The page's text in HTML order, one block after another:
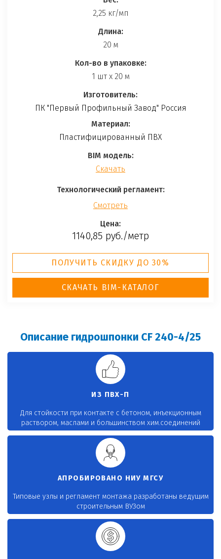
2,25 кг/мп
Длина:
20 м
Кол-во в упаковке:
1 шт x 20 м
Изготовитель:
ПК "Первый Профильный Завод" Россия
Материал:
Пластифицированный ПВХ
BIM модель:
Скачать
Технологический регламент:
Смотреть
Цена:
1140,85 руб./метр
ПОЛУЧИТЬ СКИДКУ ДО 30%
СКАЧАТЬ BIM-КАТАЛОГ
Описание гидрошпонки CF 240-4/25
ИЗ ПВХ-П
Для стойкости при контакте с бетоном, инъекционным
раствором, маслами и большинством хим.соединений
АПРОБИРОВАНО НИУ МГСУ
Типовые узлы и регламент монтажа разработаны ведущим
строительным ВУЗом